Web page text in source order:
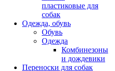
пластиковые для
собак
Одежда, обувь
Обувь
Одежда
Комбинезоны
и дождевики
Переноски для собак